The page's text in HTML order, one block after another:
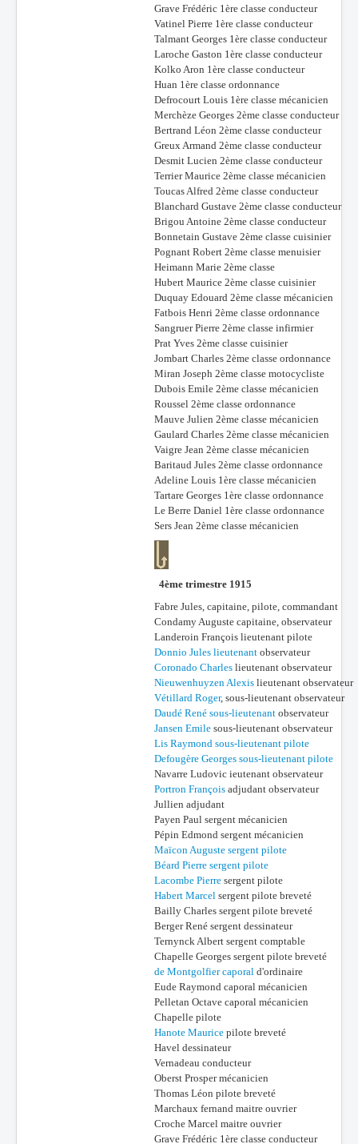
Grave Frédéric 1ère classe conducteur
Vatinel Pierre 1ère classe conducteur
Talmant Georges 1ère classe conducteur
Laroche Gaston 1ère classe conducteur
Kolko Aron 1ère classe conducteur
Huan 1ère classe ordonnance
Defrocourt Louis 1ère classe mécanicien
Merchèze Georges 2ème classe conducteur
Bertrand Léon 2ème classe conducteur
Greux Armand 2ème classe conducteur
Desmit Lucien 2ème classe conducteur
Terrier Maurice 2ème classe mécanicien
Toucas Alfred 2ème classe conducteur
Blanchard Gustave 2ème classe conducteur
Brigou Antoine 2ème classe conducteur
Bonnetain Gustave 2ème classe cuisinier
Pognant Robert 2ème classe menuisier
Heimann Marie 2ème classe
Hubert Maurice 2ème classe cuisinier
Duquay Edouard 2ème classe mécanicien
Fatbois Henri 2ème classe ordonnance
Sangruer Pierre 2ème classe infirmier
Prat Yves 2ème classe cuisinier
Jombart Charles 2ème classe ordonnance
Miran Joseph 2ème classe motocycliste
Dubois Emile 2ème classe mécanicien
Roussel 2ème classe ordonnance
Mauve Julien 2ème classe mécanicien
Gaulard Charles 2ème classe mécanicien
Vaigre Jean 2ème classe mécanicien
Baritaud Jules 2ème classe ordonnance
Adeline Louis 1ère classe mécanicien
Tartare Georges 1ère classe ordonnance
Le Berre Daniel 1ère classe ordonnance
Sers Jean 2ème classe mécanicien
4ème trimestre 1915
Fabre Jules, capitaine, pilote, commandant
Condamy Auguste capitaine, observateur
Landeroin François lieutenant pilote
Donnio Jules lieutenant observateur
Coronado Charles lieutenant observateur
Nieuwenhuyzen Alexis lieutenant observateur
Vétillard Roger, sous-lieutenant observateur
Daudé René sous-lieutenant observateur
Jansen Emile sous-lieutenant observateur
Lis Raymond sous-lieutenant pilote
Defougère Georges sous-lieutenant pilote
Navarre Ludovic ieutenant observateur
Portron François adjudant observateur
Jullien adjudant
Payen Paul sergent mécanicien
Pépin Edmond sergent mécanicien
Maïcon Auguste sergent pilote
Béard Pierre sergent pilote
Lacombe Pierre sergent pilote
Habert Marcel sergent pilote breveté
Bailly Charles sergent pilote breveté
Berger René sergent dessinateur
Ternynck Albert sergent comptable
Chapelle Georges sergent pilote breveté
de Montgolfier caporal d'ordinaire
Eude Raymond caporal mécanicien
Pelletan Octave caporal mécanicien
Chapelle pilote
Hanote Maurice pilote breveté
Havel dessinateur
Vernadeau conducteur
Oberst Prosper mécanicien
Thomas Léon pilote breveté
Marchaux fernand maitre ouvrier
Croche Marcel maitre ouvrier
Grave Frédéric 1ère classe conducteur